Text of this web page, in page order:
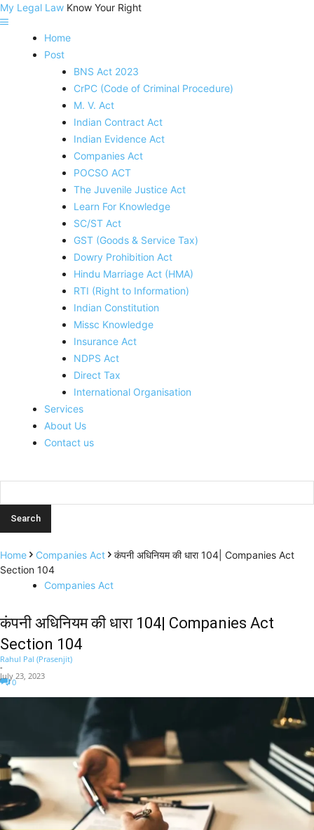
My Legal Law Know Your Right
Home
Post
BNS Act 2023
CrPC (Code of Criminal Procedure)
M. V. Act
Indian Contract Act
Indian Evidence Act
Companies Act
POCSO ACT
The Juvenile Justice Act
Learn For Knowledge
SC/ST Act
GST (Goods & Service Tax)
Dowry Prohibition Act
Hindu Marriage Act (HMA)
RTI (Right to Information)
Indian Constitution
Missc Knowledge
Insurance Act
NDPS Act
Direct Tax
International Organisation
Services
About Us
Contact us
Home Companies Act
कंपनी अधिनियम की धारा 104| Companies Act
Section 104
Companies Act
कंपनी अधिनियम की धारा 104| Companies Act
Section 104
Rahul Pal (Prasenjit)
-
July 23, 2023
0